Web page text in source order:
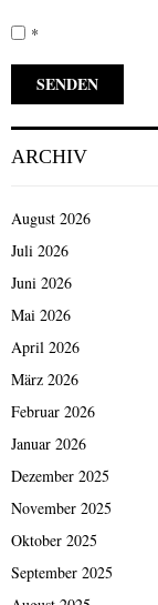
*
ARCHIV
August 2026
Juli 2026
Juni 2026
Mai 2026
April 2026
März 2026
Februar 2026
Januar 2026
Dezember 2025
November 2025
Oktober 2025
September 2025